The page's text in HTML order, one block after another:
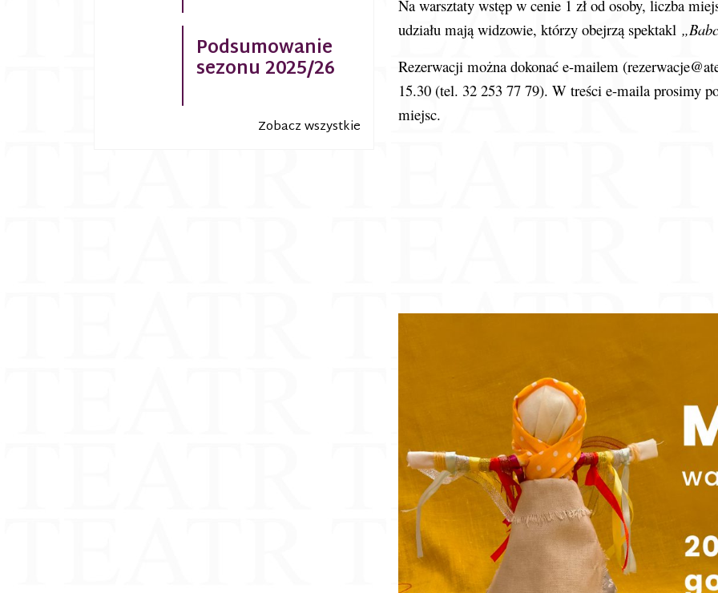
Na warsztaty wstęp w cenie 1 zł od osoby, liczba
udziału mają widzowie, którzy obejrzą spektakl
Rezerwacji można dokonać e-mailem (
15.30 (tel. 32 253 77 79). W treści e-maila prosimy
miejsc.
Podsumowanie
sezonu 2025/26
Zobacz wszystkie